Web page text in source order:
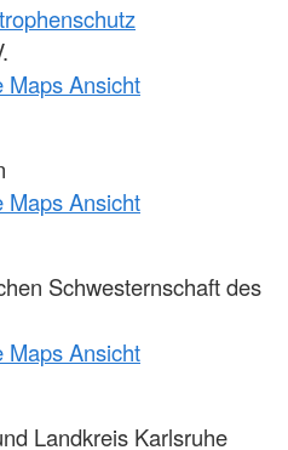
Maps Ansicht
Maps Ansicht
Schwesternschaft des
Maps Ansicht
Landkreis Karlsruhe